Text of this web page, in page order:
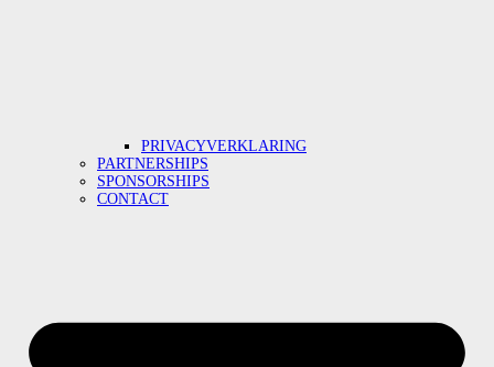
PRIVACYVERKLARING
PARTNERSHIPS
SPONSORSHIPS
CONTACT